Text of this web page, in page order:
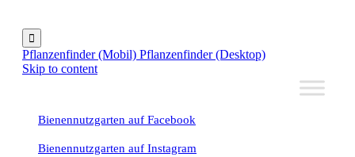

Pflanzenfinder (Mobil) Pflanzenfinder (Desktop)
Skip to content
Bienennutzgarten auf Facebook
Bienennutzgarten auf Instagram